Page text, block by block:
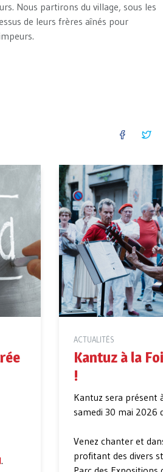
Nous partirons du village, sous les
de leurs frères aînés pour
.
ACTUALITÉS
Kantuz à la
!
Kantuz sera présent
samedi 30 mai 2026
Venez chanter et
profitant des divers